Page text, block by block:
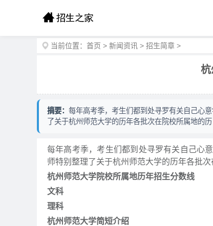
当前位置： 首页 > 新闻资讯 > 招生简章 >
杭
摘要： 每年高考季，考生们都到处寻罗有关自己心
了关于杭州师范大学的历年各批次在院校所属地的历
每年高考季，考生们都到处寻罗有关自己心
师特别整理了关于杭州师范大学的历年各批
杭州师范大学院校所属地历年招生分数线
文科
理科
杭州师范大学简短介绍